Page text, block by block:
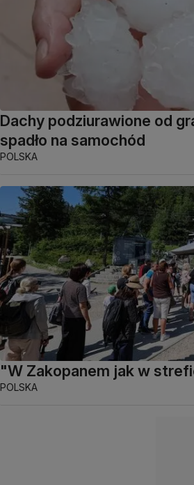
Dachy podziurawione od
spadło na samochód
POLSKA
"W Zakopanem jak w
POLSKA